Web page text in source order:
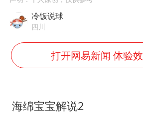
感觉全东北
冷饭说球
四川
打开网易新闻 体验
海绵宝宝解说2